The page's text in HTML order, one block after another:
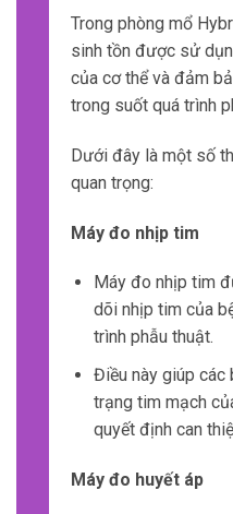
Trong phòng mổ
sinh tồn được sử
của cơ thể và đảm
trong suốt quá trình
Dưới đây là một số
quan trọng:
Máy đo nhịp tim
Máy đo nhịp tim
dõi nhịp tim của
trình phẫu thuật.
Điều này giúp các
trạng tim mạch
quyết định can
Máy đo huyết áp